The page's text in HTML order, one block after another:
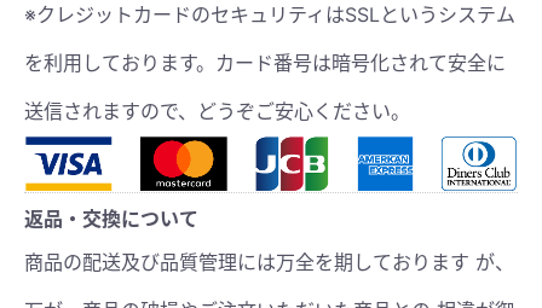
※クレジットカードのセキュリティはSSLというシステム
を利用しております。カード番号は暗号化されて安全に
送信されますので、どうぞご安心ください。
返品・交換について
商品の配送及び品質管理には万全を期しております が、